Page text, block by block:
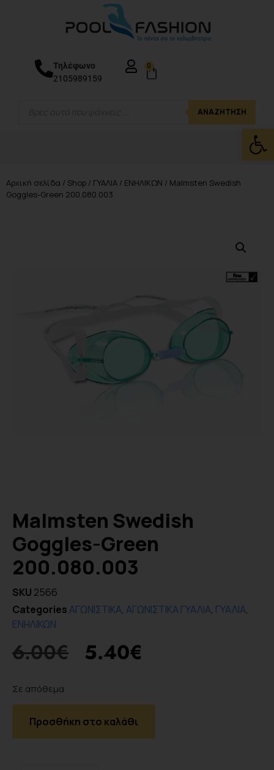
ΑΝΑΖΉΤΗΣΗ
Τηλέφωνο
2105989159
0
Αρχική σελίδα / Shop / ΓΥΑΛΙΑ / ΕΝΗΛΙΚΩΝ / Malmsten Swedish
Goggles-Green 200.080.003
Malmsten Swedish
Goggles-Green
200.080.003
SKU 2566
CategoriesΑΓΩΝΙΣΤΙΚΑ, ΑΓΩΝΙΣΤΙΚΑ ΓΥΑΛΙΑ, ΓΥΑΛΙΑ,
ΕΝΗΛΙΚΩΝ
6.00€ 5.40€
Σε απόθεμα
Προσθήκη στο καλάθι